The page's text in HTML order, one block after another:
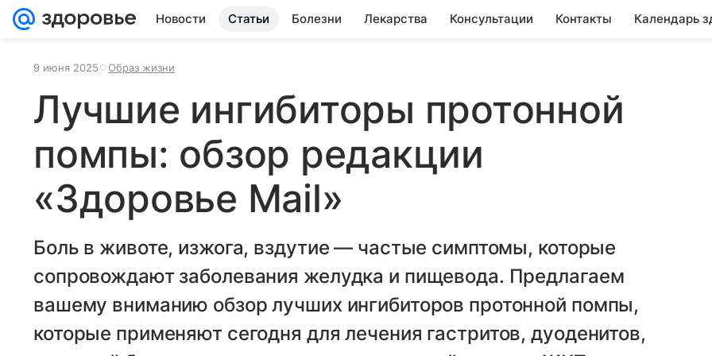
Новости Статьи Болезни Лекарства Консультации Контакты Календарь
9 июня 2025 Образ жизни
Лучшие ингибиторы протонной
помпы: обзор редакции
«Здоровье Mail»
Боль в животе, изжога, вздутие — частые симптомы, которые
сопровождают заболевания желудка и пищевода. Предлагаем
вашему вниманию обзор лучших ингибиторов протонной помпы,
которые применяют сегодня для лечения гастритов, дуоденитов,